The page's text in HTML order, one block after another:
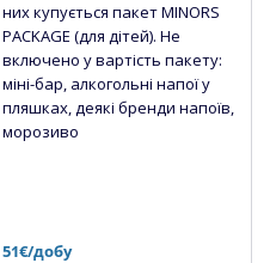
них купується пакет MINORS
PACKAGE (для дітей). Не
включено у вартість пакету:
міні-бар, алкогольні напої у
пляшках, деякі бренди напоїв,
морозиво
51€/добу